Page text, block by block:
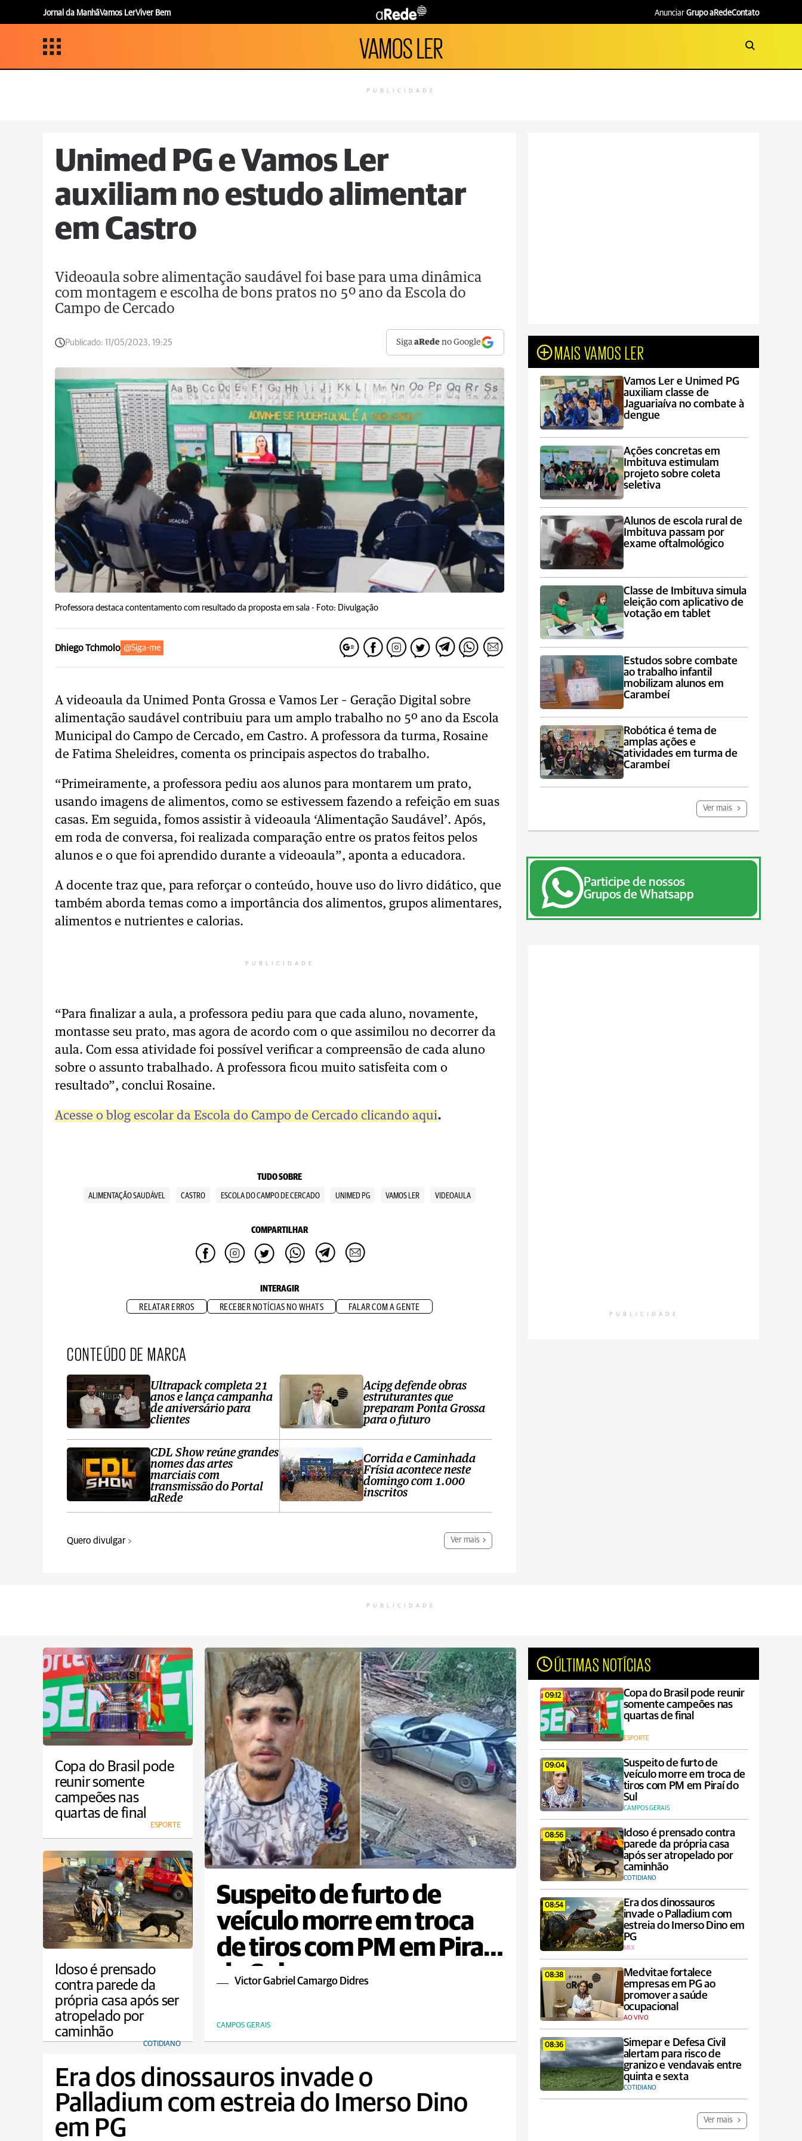
Jornal da ManhãVamos LerViver Bem Anunciar Grupo aRedeContato
VAMOS LER
PUBLICIDADE
Unimed PG e Vamos Ler
auxiliam no estudo alimentar
em Castro
Videoaula sobre alimentação saudável foi base para uma dinâmica
com montagem e escolha de bons pratos no 5º ano da Escola do
Campo de Cercado
Publicado: 11/05/2023, 19:25 SigaaRede no Google
Professora destaca contentamento com resultado da proposta em sala - Foto: Divulgação
Dhiego Tchmolo @Siga-me
A videoaula da Unimed Ponta Grossa e Vamos Ler – Geração Digital sobre
alimentação saudável contribuiu para um amplo trabalho no 5º ano da Escola
Municipal do Campo de Cercado, em Castro. A professora da turma, Rosaine
de Fatima Sheleidres, comenta os principais aspectos do trabalho.
“Primeiramente, a professora pediu aos alunos para montarem um prato,
usando imagens de alimentos, como se estivessem fazendo a refeição em suas
casas. Em seguida, fomos assistir à videoaula ‘Alimentação Saudável’. Após,
em roda de conversa, foi realizada comparação entre os pratos feitos pelos
alunos e o que foi aprendido durante a videoaula”, aponta a educadora.
A docente traz que, para reforçar o conteúdo, houve uso do livro didático, que
também aborda temas como a importância dos alimentos, grupos alimentares,
alimentos e nutrientes e calorias.
PUBLICIDADE
“Para finalizar a aula, a professora pediu para que cada aluno, novamente,
montasse seu prato, mas agora de acordo com o que assimilou no decorrer da
aula. Com essa atividade foi possível verificar a compreensão de cada aluno
sobre o assunto trabalhado. A professora ficou muito satisfeita com o
resultado”, conclui Rosaine.
Acesse o blog escolar da Escola do Campo de Cercado clicando aqui.
TUDO SOBRE
ALIMENTAÇÃO SAUDÁVEL CASTRO ESCOLA DO CAMPO DE CERCADO UNIMED PG VAMOS LER VIDEOAULA
COMPARTILHAR
INTERAGIR
RELATAR ERROS RECEBER NOTÍCIAS NO WHATS FALAR COM A GENTE
CONTEÚDO DE MARCA
Ultrapack completa 21
anos e lança campanha
de aniversário para
clientes
CDL Show reúne grandes
nomes das artes
marciais com
transmissão do Portal
aRede
Acipg defende obras
estruturantes que
preparam Ponta Grossa
para o futuro
Corrida e Caminhada
Frísia acontece neste
domingo com 1.000
inscritos
Quero divulgar Ver mais
MAIS VAMOS LER
Vamos Ler e Unimed PG
auxiliam classe de
Jaguariaíva no combate à
dengue
Ações concretas em
Imbituva estimulam
projeto sobre coleta
seletiva
Alunos de escola rural de
Imbituva passam por
exame oftalmológico
Classe de Imbituva simula
eleição com aplicativo de
votação em tablet
Estudos sobre combate
ao trabalho infantil
mobilizam alunos em
Carambeí
Robótica é tema de
amplas ações e
atividades em turma de
Carambeí
Ver mais
Participe de nossos
Grupos de Whatsapp
PUBLICIDADE
PUBLICIDADE
Copa do Brasil pode
reunir somente
campeões nas
quartas de final
ESPORTE
Suspeito de furto de
veículo morre em troca
de tiros com PM em Piraí
do Sul
Victor Gabriel Camargo Didres
CAMPOS GERAIS
ÚLTIMAS NOTÍCIAS
09:12
Copa do Brasil pode reunir
somente campeões nas
quartas de final
ESPORTE
09:04
Suspeito de furto de
veículo morre em troca de
tiros com PM em Piraí do
Sul
CAMPOS GERAIS
08:56
Idoso é prensado contra
parede da própria casa
após ser atropelado por
caminhão
COTIDIANO
08:54
Era dos dinossauros
invade o Palladium com
estreia do Imerso Dino em
PG
MIX
08:38
Medvitae fortalece
empresas em PG ao
promover a saúde
ocupacional
AO VIVO
08:36
Simepar e Defesa Civil
alertam para risco de
granizo e vendavais entre
quinta e sexta
COTIDIANO
Ver mais
Idoso é prensado
contra parede da
própria casa após ser
atropelado por
caminhão
COTIDIANO
Era dos dinossauros invade o
Palladium com estreia do Imerso Dino
em PG